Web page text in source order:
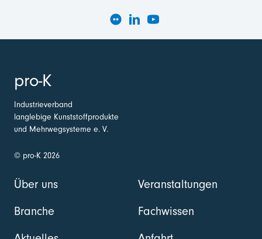
pro-K
Industrieverband
langlebige Kunststoffprodukte
und Mehrwegsysteme e. V.
© pro-K 2026
Über uns
Branche
Veranstaltungen
Fachwissen